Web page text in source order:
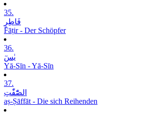
35.
فَاطِرٍ
Fāṭir - Der Schöpfer
36.
یٰسٓ
Yā-Sīn - Yā-Sīn
37.
الصّٰٓفّٰتِ
aṣ-Ṣāffāt - Die sich Reihenden